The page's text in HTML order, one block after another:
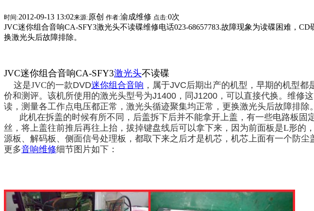
时间:2012-09-13 13:02来源: 原创 作者:渝成维修 点击:0次
JVC迷你组合音响CA-SFY3激光头不读碟维修电话023-68657783.故障现象为读碟困难，
换激光头后故障排除。
JVC迷你组合音响CA-SFY3激光头不读碟
这是JVC的一款DVD迷你组合音响 ，属于JVC后期出产的机型，早期的机型都
价和测评。该机所使用的激光头型号为J1400 ，同J1200 ，可以直接代换。 维修
读，测量各工作点电压都正常，激光头循迹聚集均正常，更换激光头后故障排除。
此机在拆盖的时候有所不同，后盖拆下后并不能拿开上盖， 有一些电路板固
丝，将上盖往前推后再往上抬，拔掉键盘线后可以拿下来， 因为前面板是L形的，
源板 、解码板、侧面信号处理板， 都取下来之后才是机芯 ， 机芯上面有一个防尘
更多音响维修细节图片如下 ：